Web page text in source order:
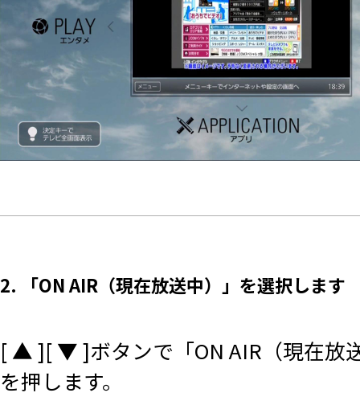
2. 「ON AIR（現在放送中）」を選択します
[ ▲ ][ ▼ ]ボタンで「ON AIR（現在放
を押します。